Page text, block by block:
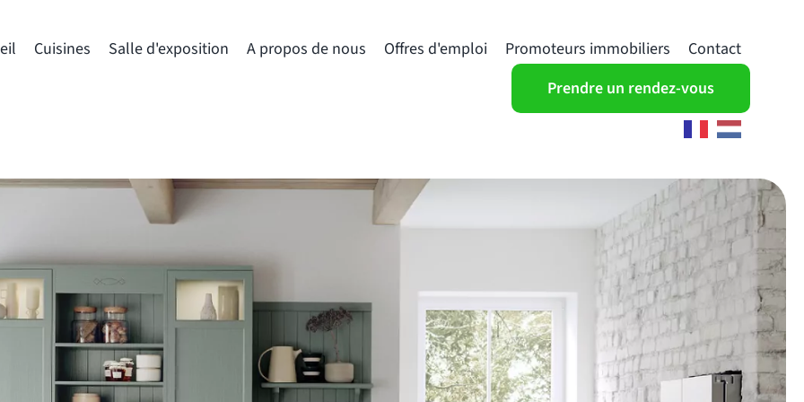
Cuisines Salle d'exposition A propos de nous Offres d'emploi Promoteurs immobiliers
Contact
Prendre un rendez-vous